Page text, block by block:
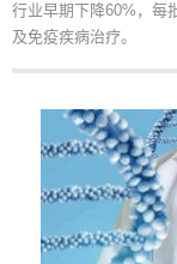
行业早期下降60%，每
及免疫疾病治疗。